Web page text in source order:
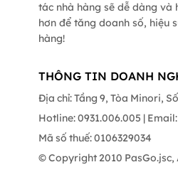
tác nhà hàng sẽ dễ dàng và
hơn để tăng doanh số, hiệu
hàng!
THÔNG TIN DOANH
Địa chỉ: Tầng 9, Tòa Minori,
Hotline: 0931.006.005 | Email:
Mã số thuế: 0106329034
© Copyright 2010